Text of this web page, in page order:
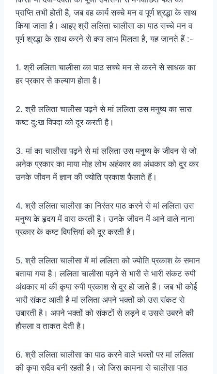
प्राप्ति तभी होती है, जब वह कार्य सच्चे मन व पूर्ण श्रद्धा के साथ
किया जाता है। आइए श्री ललिता चालीसा का पाठ सच्चे मन व
पूर्ण श्रद्धा के साथ करने से क्या लाभ मिलता है, यह जानते हैं :-
1. श्री ललिता चालीसा का पाठ सच्चे मन से करने से साधक का
हर प्रकार से कल्याण होता है।
2. श्री ललिता चालीसा पढ़ने से मां ललिता उस मनुष्य का सारा
कष्ट दु:ख विपदा को दूर करती है।
3. मां का चालीसा पढ़ने से मां ललिता उस मनुष्य के जीवन से जो
अनेक प्रकार का माया मोह लोभ अहंकार का अंधकार को दूर कर
उनके जीवन में ज्ञान की ज्योति प्रकाश फैलाते हैं।
4. श्री ललिता चालीसा का निरंतर पाठ करने से मां ललिता उस
मनुष्य के हृदय में वास करती है। उनके जीवन में आने वाले नाना
प्रकार के कष्ट विपत्तियां को दूर करती है।
5. श्री ललिता चालीसा में मां ललिता को ज्योति प्रकाश के समान
बताया गया है। ललिता चालीसा पढ़ने से भारी से भारी संकट रुपी
अंधकार मां की कृपा रुपी प्रकाश से दूर हो जाते हैं। जब भी कोई
भारी संकट आती है मां ललिता अपने भक्तों को उस संकट से
उबारती है। अपने भक्तों को संकटों से लड़ने व उससे उबरने की
हौसला व ताकत देती है।
6. श्री ललिता चालीसा का पाठ करने वाले भक्तों पर मां ललिता
की कृपा सदैव बनी रहती है। जो जिस कामना से चालीसा पाठ